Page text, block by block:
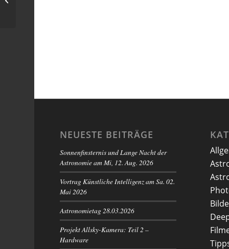
NEUESTE BEITRÄGE
Sonnenfinsternis und Lange Nacht der
Astronomie am Mi, 12. Aug. 2026
Vortrag Künstliche Intelligenz am Sa. 02.
Mai 2026
Astronomietag 28.03.2026
Projekt Allsky-Kamera: Teil 2 –
Hardware